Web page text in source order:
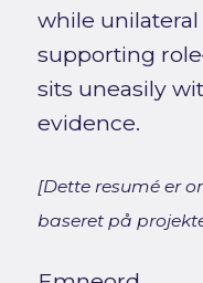
while
supporting
sits uneasily
evidence.
[Dette resumé er
baseret på